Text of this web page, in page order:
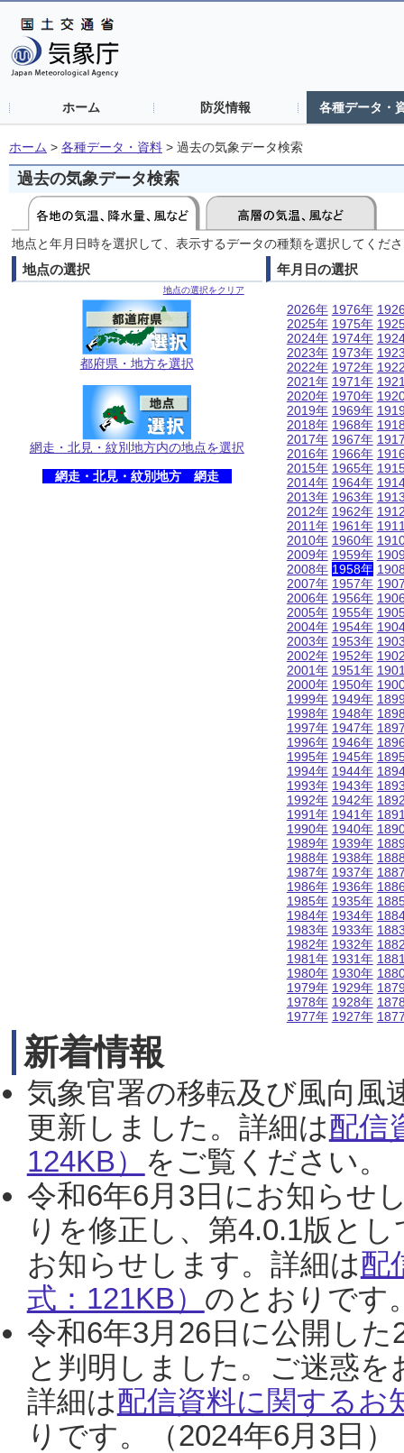
ホーム 防災情報 各種データ・
ホーム > 各種データ・資料 > 過去の気象データ検索
過去の気象データ検索
地点と年月日時を選択して、表示するデータの種類を選択してくだ
地点の選択
地点の選択をクリア
都府県・地方を選択
網走・北見・紋別地方内の地点を選択
網走・北見・紋別地方 網走
年月日の選択
2026年
2025年
2024年
2023年
2022年
2021年
2020年
2019年
2018年
2017年
2016年
2015年
2014年
2013年
2012年
2011年
2010年
2009年
2008年
2007年
2006年
2005年
2004年
2003年
2002年
2001年
2000年
1999年
1998年
1997年
1996年
1995年
1994年
1993年
1992年
1991年
1990年
1989年
1988年
1987年
1986年
1985年
1984年
1983年
1982年
1981年
1980年
1979年
1978年
1977年
1976年
1975年
1974年
1973年
1972年
1971年
1970年
1969年
1968年
1967年
1966年
1965年
1964年
1963年
1962年
1961年
1960年
1959年
1958年
1957年
1956年
1955年
1954年
1953年
1952年
1951年
1950年
1949年
1948年
1947年
1946年
1945年
1944年
1943年
1942年
1941年
1940年
1939年
1938年
1937年
1936年
1935年
1934年
1933年
1932年
1931年
1930年
1929年
1928年
1927年
新着情報
気象官署の移転及び風向風
更新しました。詳細は配信
124KB） をご覧ください。
令和6年6月3日にお知らせ
りを修正し、第4.0.1版と
お知らせします。詳細は配
式：121KB） のとおりです
令和6年3月26日に公開し
と判明しました。ご迷惑
詳細は配信資料に関するお
りです。（2024年6月3日）